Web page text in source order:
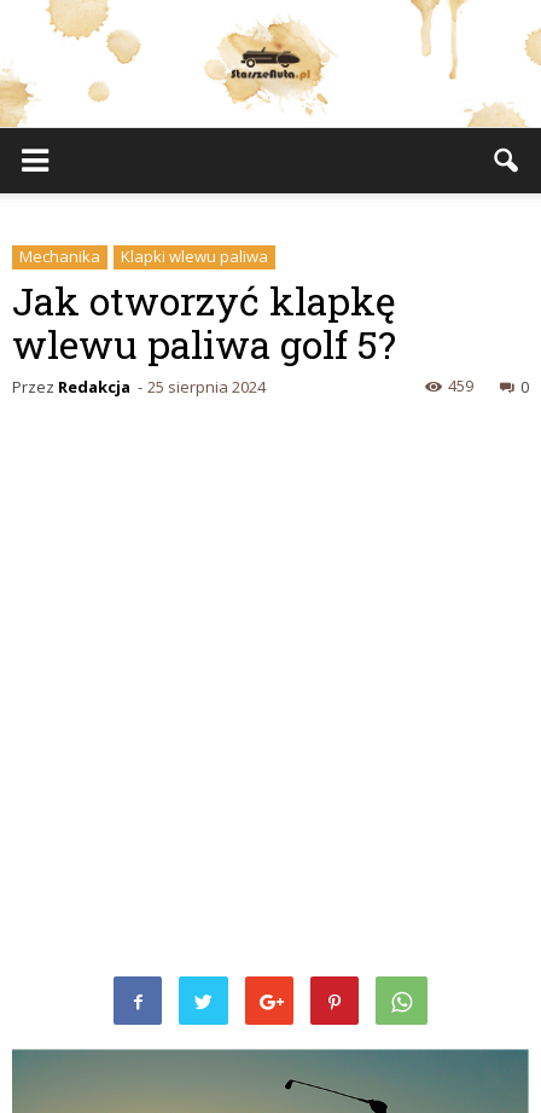
Mechanika Klapki wlewu paliwa
Jak otworzyć klapkę
wlewu paliwa golf 5?
Przez Redakcja - 25 sierpnia 2024 0
459